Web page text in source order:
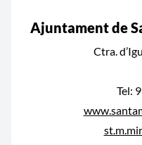
Ajuntament de
Ctra.
Tel: